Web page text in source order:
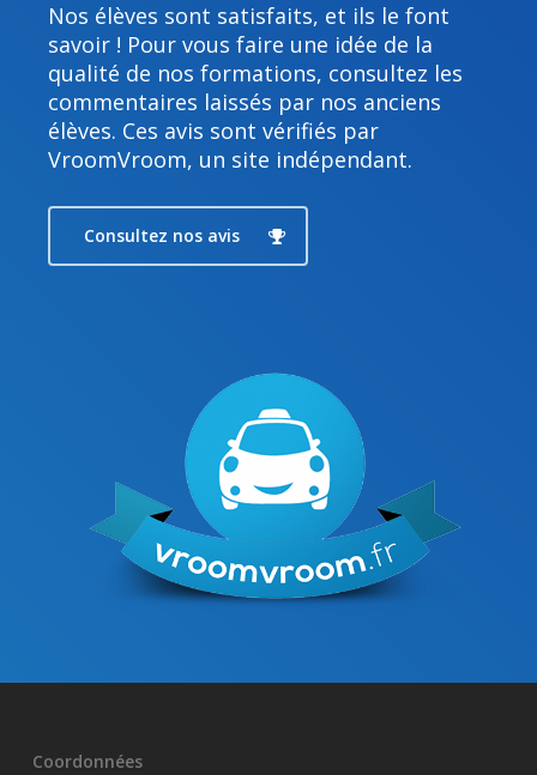
Nos élèves sont satisfaits, et ils le font
savoir ! Pour vous faire une idée de la
qualité de nos formations, consultez les
commentaires laissés par nos anciens
élèves. Ces avis sont vérifiés par
VroomVroom, un site indépendant.
Consultez nos avis
Coordonnées